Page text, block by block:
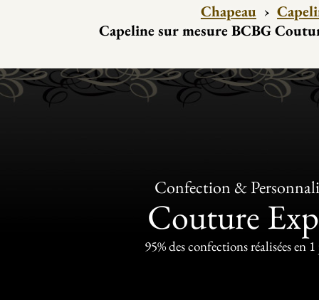
Chapeau ›
Capeline sur mesure BCBG
Confection &
Couture
95% des confections réalisées en